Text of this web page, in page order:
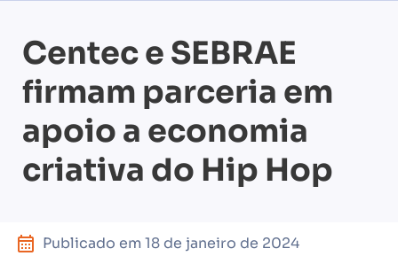
Centec e SEBRAE
firmam parceria em
apoio a economia
criativa do Hip Hop
Publicado em 18 de janeiro de 2024